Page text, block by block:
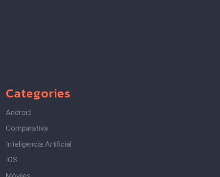
Categories
Android
Comparativa
Inteligencia Artificial
IOS